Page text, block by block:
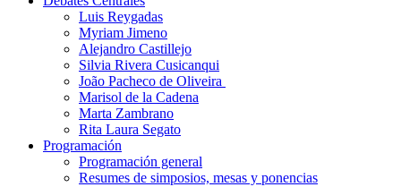
Luis Reygadas
Myriam Jimeno
Alejandro Castillejo
Silvia Rivera Cusicanqui
João Pacheco de Oliveira
Marisol de la Cadena
Marta Zambrano
Rita Laura Segato
Programación
Programación general
Resumes de simposios, mesas y ponencias